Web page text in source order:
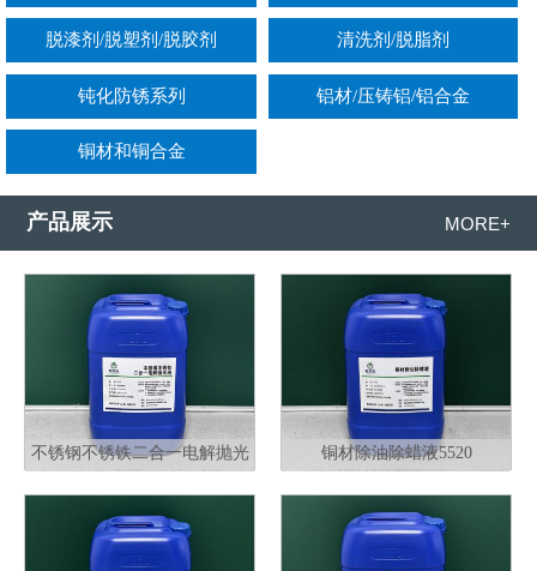
脱漆剂/脱塑剂/脱胶剂 清洗剂/脱脂剂
钝化防锈系列 铝材/压铸铝/铝合金
铜材和铜合金
产品展示 MORE+
不锈钢不锈铁二合一电解抛光
铜材除油除蜡液5520